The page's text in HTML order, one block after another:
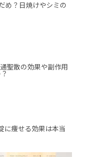
め？日焼けやシミの
聖散の効果や副作用
に痩せる効果は本当